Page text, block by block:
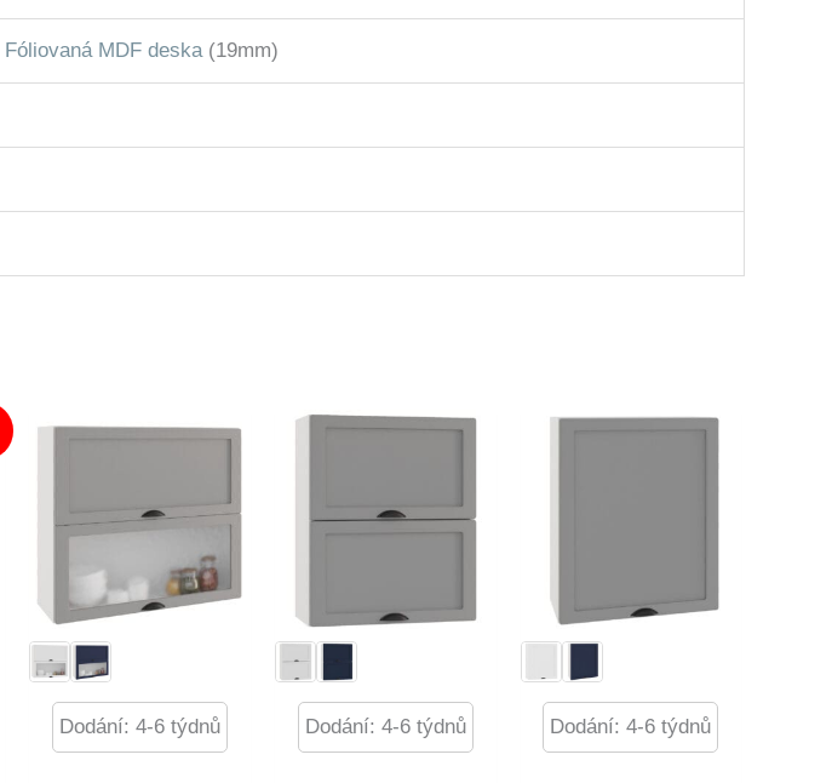
Fóliovaná MDF deska(19mm)
Dodání: 4-6 týdnů Dodání: 4-6 týdnů Dodání: 4-6 týdnů